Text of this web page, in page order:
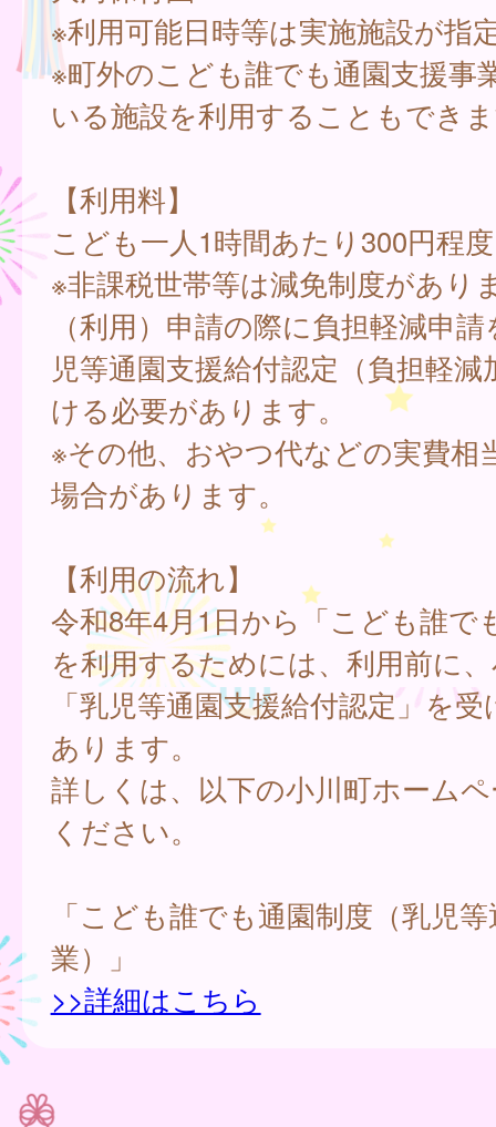
※利用可能日時等は実施施設が指
※町外のこども誰でも通園支援事
いる施設を利用することもでき
【利用料】
こども一人1時間あたり300円程度
※非課税世帯等は減免制度があり
（利用）申請の際に負担軽減申
児等通園支援給付認定（負担軽減
ける必要があります。
※その他、おやつ代などの実費相
場合があります。
【利用の流れ】
令和8年4月1日から「こども誰で
を利用するためには、利用前に
「乳児等通園支援給付認定」を
あります。
詳しくは、以下の小川町ホーム
ください。
「こども誰でも通園制度（乳児
業）」
>>詳細はこちら